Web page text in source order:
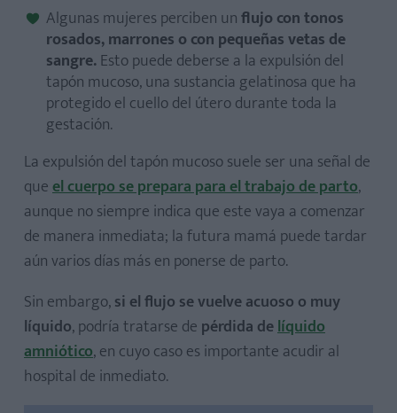
Algunas mujeres perciben unflujo con tonos
rosados, marrones o con pequeñas vetas de
sangre.Esto puede deberse a la expulsión del
tapón mucoso, una sustancia gelatinosa que ha
protegido el cuello del útero durante toda la
gestación.
La expulsión del tapón mucoso suele ser una señal de
queel cuerpo se prepara para el trabajo de parto,
aunque no siempre indica que este vaya a comenzar
de manera inmediata; la futura mamá puede tardar
aún varios días más en ponerse de parto.
Sin embargo,si el flujo se vuelve acuoso o muy
líquido, podría tratarse de pérdida delíquido
amniótico, en cuyo caso es importante acudir al
hospital de inmediato.